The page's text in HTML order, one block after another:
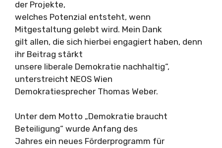
der Projekte,
welches Potenzial entsteht, wenn
Mitgestaltung gelebt wird. Mein Dank
gilt allen, die sich hierbei engagiert haben, denn
ihr Beitrag stärkt
unsere liberale Demokratie nachhaltig“,
unterstreicht NEOS Wien
Demokratiesprecher Thomas Weber.
Unter dem Motto „Demokratie braucht
Beteiligung“ wurde Anfang des
Jahres ein neues Förderprogramm für